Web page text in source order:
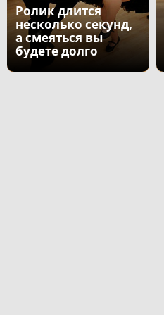
Ролик длится
несколько секунд,
а смеяться вы
будете долго